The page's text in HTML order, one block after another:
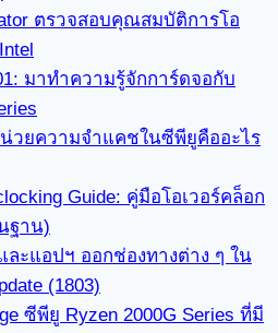
ตรวจสอบคุณสมบัติการโอ
มาทำความรู้จักการ์ดจอกับ
น่วยความจำแคชในซีพียูคืออะไร
Guide: คู่มือโอเวอร์คล็อก
ฐาน)
ละแอปฯ ออกช่องทางต่าง ๆ ใน
(1803)
ซีพียู Ryzen 2000G Series ที่มี